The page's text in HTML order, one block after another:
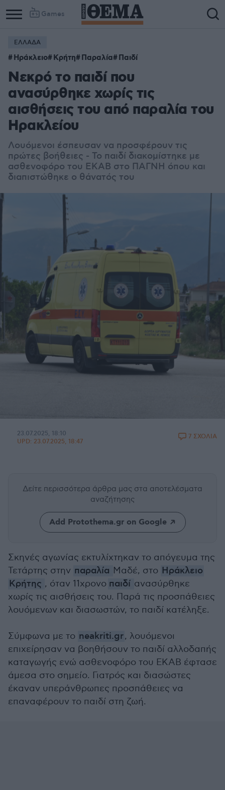
Games
ΕΛΛΑΔΑ
Ηράκλειο Κρήτη Παραλία Παιδί
Νεκρό το παιδί που
ανασύρθηκε χωρίς τις
αισθήσεις του από παραλία του
Ηρακλείου
Λουόμενοι έσπευσαν να προσφέρουν τις
πρώτες βοήθειες - Το παιδί διακομίστηκε με
ασθενοφόρο του ΕΚΑΒ στο ΠΑΓΝΗ όπου και
διαπιστώθηκε ο θάνατός του
23.07.2025, 18:10
UPD: 23.07.2025, 18:47
7 ΣΧΟΛΙΑ
Δείτε περισσότερα άρθρα μας στα αποτελέσματα
αναζήτησης
Add Protothema.gr on Google
Σκηνές αγωνίας εκτυλίχτηκαν το απόγευμα της
Τετάρτης στην παραλία Μαδέ, στο Ηράκλειο
Κρήτης , όταν 11χρονο παιδί ανασύρθηκε
χωρίς τις αισθήσεις του. Παρά τις προσπάθειες
λουόμενων και διασωστών, το παιδί κατέληξε.
Σύμφωνα με το neakriti.gr, λουόμενοι
επιχείρησαν να βοηθήσουν το παιδί αλλοδαπής
καταγωγής ενώ ασθενοφόρο του ΕΚΑΒ έφτασε
άμεσα στο σημείο. Γιατρός και διασώστες
έκαναν υπεράνθρωπες προσπάθειες να
επαναφέρουν το παιδί στη ζωή.